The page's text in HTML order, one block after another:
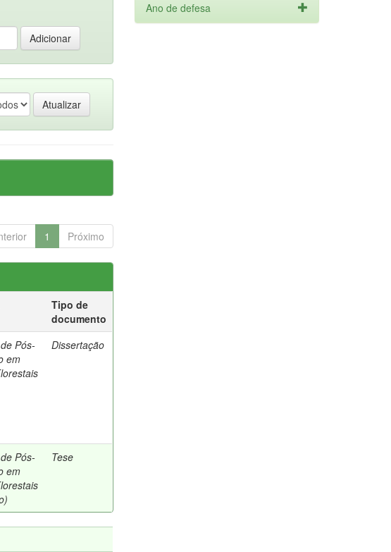
1 Próximo
Tipo de
documento
Pós-
em
Dissertação
Pós-
em
Tese
Ano de defesa